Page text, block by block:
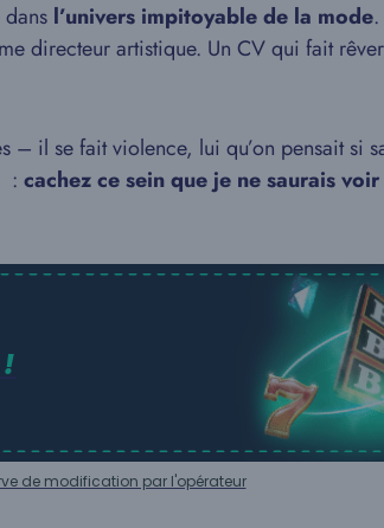
l’univers impitoyable de la mode
directeur artistique. Un CV qui fait
– il se fait violence, lui qu’on pensait si
: cachez ce sein que je ne saurais
de modification par l'opérateur